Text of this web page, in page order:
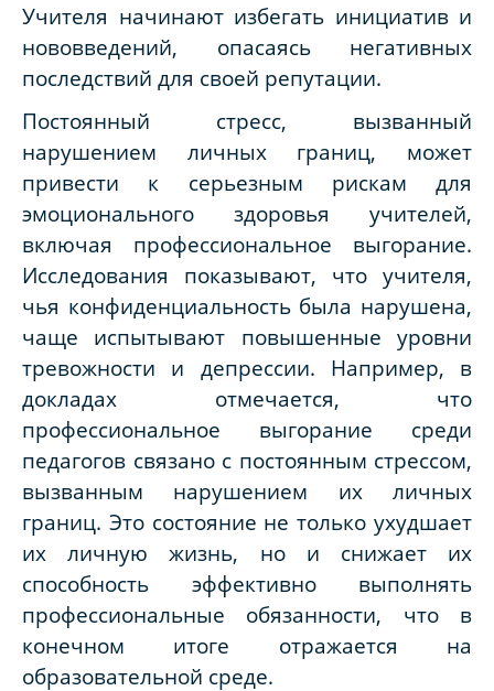
Учителя начинают избегать инициатив и
нововведений, опасаясь негативных
последствий для своей репутации.
Постоянный стресс, вызванный
нарушением личных границ, может
привести к серьезным рискам для
эмоционального здоровья учителей,
включая профессиональное выгорание.
Исследования показывают, что учителя,
чья конфиденциальность была нарушена,
чаще испытывают повышенные уровни
тревожности и депрессии. Например, в
докладах отмечается, что
профессиональное выгорание среди
педагогов связано с постоянным стрессом,
вызванным нарушением их личных
границ. Это состояние не только ухудшает
их личную жизнь, но и снижает их
способность эффективно выполнять
профессиональные обязанности, что в
конечном итоге отражается на
образовательной среде.